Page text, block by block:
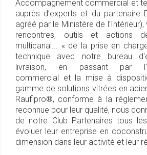
Accompagnement commercial et
auprès d’experts et du partenaire
agréé par le Ministère de
rencontres, outils et actions
multicanal... « de la prise en
technique avec notre bureau
livraison, en passant par
commercial et la mise à
gamme de solutions vitrées en
Raufipro®, conforme à la
reconnue pour leur qualité, nous
de notre Club Partenaires tous
évoluer leur entreprise en
dimension dans leur activité et leur